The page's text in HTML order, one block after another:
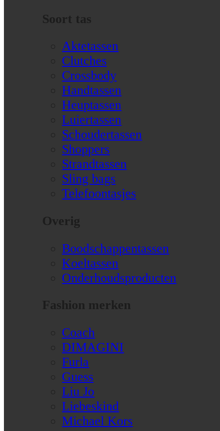
Soort tas
Aktetassen
Clutches
Crossbody
Handtassen
Heuptassen
Luiertassen
Schoudertassen
Shoppers
Strandtassen
Sling bags
Telefoontasjes
Overig
Boodschappentassen
Koeltassen
Onderhoudsproducten
Fashion merken
Coach
DIMAGINI
Furla
Guess
Liu Jo
Liebeskind
Michael Kors